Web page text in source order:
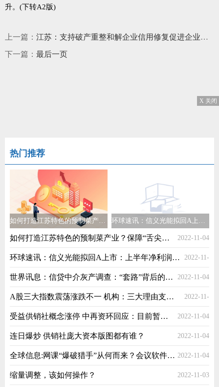
升。(下转A2版)
上一篇： 江苏：支持破产重整和解企业信用修复促进企业脱困重生
下一篇： 最后一页
X 关闭
热门推荐
如何打造江苏特色的预制菜产业？保障“舌尖上的健康” 环球速讯：信义光能拟回A上市：上半年净利润下滑38% 近五个月市值蒸发584亿
如何打造江苏特色的预制菜产业？保障“舌尖上的健康” 2022-11-04
环球速讯：信义光能拟回A上市：上半年净利润下滑38% 近五个月市值蒸发584亿 2022-11-
04
世界讯息：信贷中介灰产调查：“套路”背后的利益与共谋 2022-11-04
A股三大指数震荡涨跌不一 机构：三大理由支持当前是布局好时点 2022-11-
04
受益供销社概念涨停 中再资环回应：目前暂无供销社业务 2022-11-04
连日爆炒 供销社庞大资本版图都有谁？ 2022-11-04
全球信息:网课“爆破猎手”从何而来？会议软件该如何应对？ 2022-11-04
缩量调整，该如何操作？ 2022-11-03